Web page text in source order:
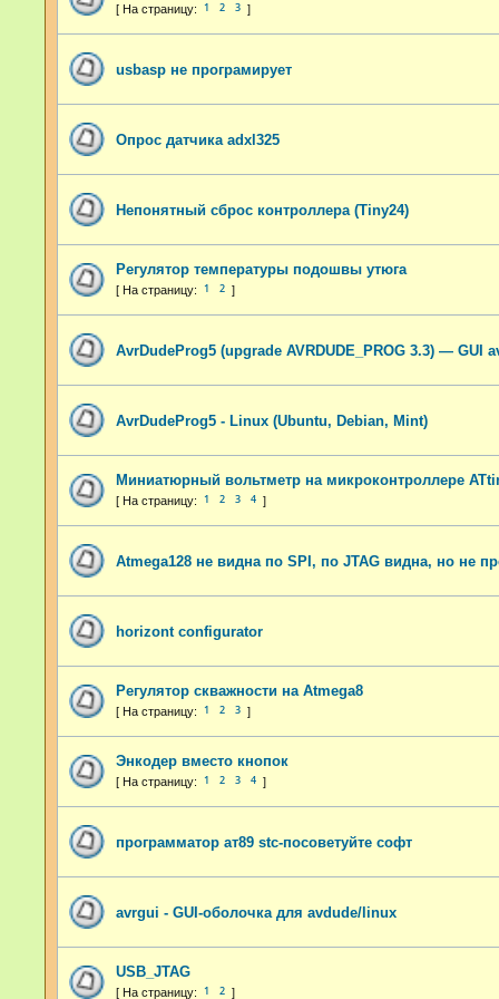
1 2 3
usbasp не програмирует
Опрос датчика adxl325
Непонятный сброс контроллера (Tiny24)
Регулятор температуры подошвы утюга
1 2
AvrDudeProg5 (upgrade AVRDUDE_PROG 3.3) — GUI
AvrDudeProg5 - Linux (Ubuntu, Debian, Mint)
Миниатюрный вольтметр на микроконтроллере
1 2 3 4
Atmega128 не видна по SPI, по JTAG видна, но не
horizont configurator
Регулятор скважности на Atmega8
1 2 3
Энкодер вместо кнопок
1 2 3 4
программатор ат89 stc-посоветуйте софт
avrgui - GUI-оболочка для avdude/linux
USB_JTAG
1 2